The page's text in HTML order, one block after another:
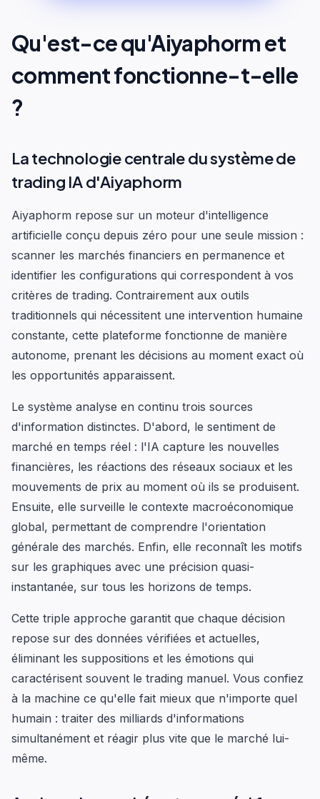
Qu'est-ce qu'Aiyaphorm et
comment fonctionne-t-elle
?
La technologie centrale du système de
trading IA d'Aiyaphorm
Aiyaphorm repose sur un moteur d'intelligence
artificielle conçu depuis zéro pour une seule mission :
scanner les marchés financiers en permanence et
identifier les configurations qui correspondent à vos
critères de trading. Contrairement aux outils
traditionnels qui nécessitent une intervention humaine
constante, cette plateforme fonctionne de manière
autonome, prenant les décisions au moment exact où
les opportunités apparaissent.
Le système analyse en continu trois sources
d'information distinctes. D'abord, le sentiment de
marché en temps réel : l'IA capture les nouvelles
financières, les réactions des réseaux sociaux et les
mouvements de prix au moment où ils se produisent.
Ensuite, elle surveille le contexte macroéconomique
global, permettant de comprendre l'orientation
générale des marchés. Enfin, elle reconnaît les motifs
sur les graphiques avec une précision quasi-
instantanée, sur tous les horizons de temps.
Cette triple approche garantit que chaque décision
repose sur des données vérifiées et actuelles,
éliminant les suppositions et les émotions qui
caractérisent souvent le trading manuel. Vous confiez
à la machine ce qu'elle fait mieux que n'importe quel
humain : traiter des milliards d'informations
simultanément et réagir plus vite que le marché lui-
même.